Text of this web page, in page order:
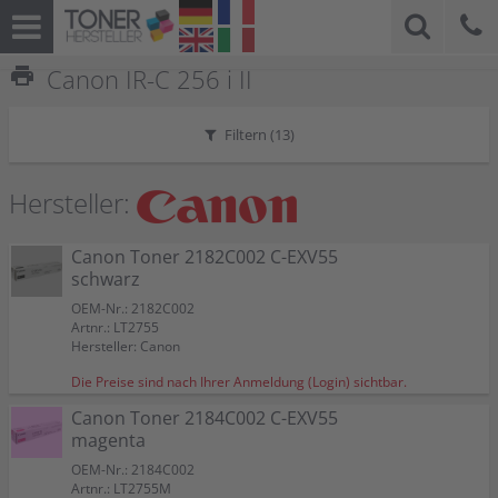
print Canon IR-C 256 i II
Filtern (13)
Hersteller:
Canon Toner 2182C002 C-EXV55
schwarz
OEM-Nr.: 2182C002
Artnr.: LT2755
Hersteller: Canon
Die Preise sind nach Ihrer Anmeldung (Login) sichtbar.
Canon Toner 2184C002 C-EXV55
magenta
OEM-Nr.: 2184C002
Artnr.: LT2755M